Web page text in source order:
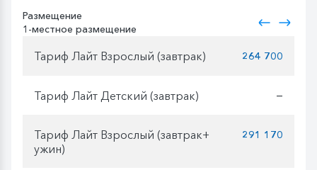
Размещение
1-местное размещение
Тариф Лайт Взрослый (завтрак) 264 700
Тариф Лайт Детский (завтрак) —
Тариф Лайт Взрослый (завтрак+
ужин)
291 170